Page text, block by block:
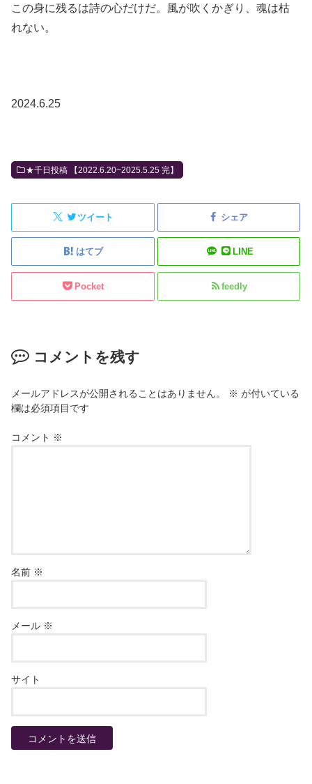
この身に残るは詩の心だけだ。風が吹くかぎり、魂は枯
れない。
2024.6.25
★千日投稿 【2022.6.20~2025.5.25 完】
ツイート シェア
はてブ LINE
Pocket feedly
コメントを残す
メールアドレスが公開されることはありません。 ※ が付いている
欄は必須項目です
コメント ※
名前 ※
メール ※
サイト